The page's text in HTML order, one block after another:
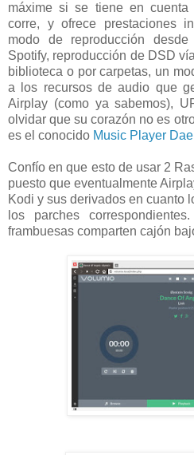
máxime si se tiene en
corre, y ofrece prestaciones
modo de reproducción
Spotify, reproducción de DSD
biblioteca o por carpetas, un
a los recursos de audio que
Airplay (como ya sabemos),
olvidar que su corazón no es
es el conocido Music Player
Confío en que esto de usar 2
puesto que eventualmente
Kodi y sus derivados en cuanto
los parches
frambuesas comparten cajón